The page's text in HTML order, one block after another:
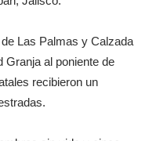
Las Palmas y Calzada
Granja al poniente de
recibieron un